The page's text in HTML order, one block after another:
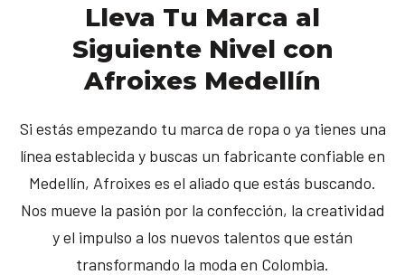
Lleva Tu Marca al
Siguiente Nivel con
Afroixes Medellín
Si estás empezando tu marca de ropa o ya tienes una
línea establecida y buscas un fabricante confiable en
Medellín, Afroixes es el aliado que estás buscando.
Nos mueve la pasión por la confección, la creatividad
y el impulso a los nuevos talentos que están
transformando la moda en Colombia.